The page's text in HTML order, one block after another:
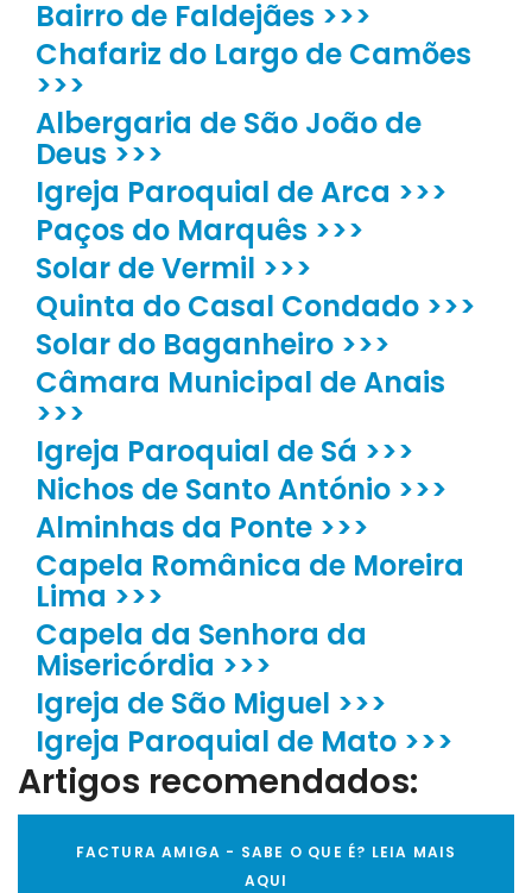
Bairro de Faldejães >>>
Chafariz do Largo de Camões
>>>
Albergaria de São João de
Deus >>>
Igreja Paroquial de Arca >>>
Paços do Marquês >>>
Solar de Vermil >>>
Quinta do Casal Condado >>>
Solar do Baganheiro >>>
Câmara Municipal de Anais
>>>
Igreja Paroquial de Sá >>>
Nichos de Santo António >>>
Alminhas da Ponte >>>
Capela Românica de Moreira
Lima >>>
Capela da Senhora da
Misericórdia >>>
Igreja de São Miguel >>>
Igreja Paroquial de Mato >>>
Artigos recomendados:
FACTURA AMIGA - SABE O QUE É? LEIA MAIS
AQUI